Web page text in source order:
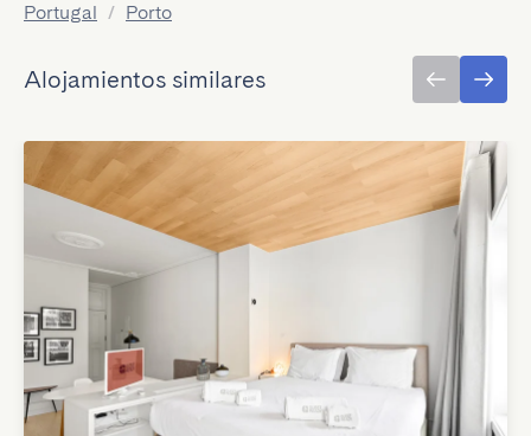
Portugal / Porto
Alojamientos similares